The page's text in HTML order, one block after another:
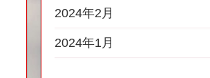
2024年2月
2024年1月